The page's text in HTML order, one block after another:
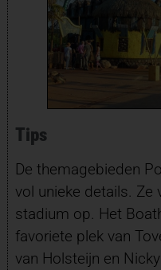
Tips
De themagebieden
vol unieke details. Ze
stadium op. Het
favoriete plek van
van Holsteijn en